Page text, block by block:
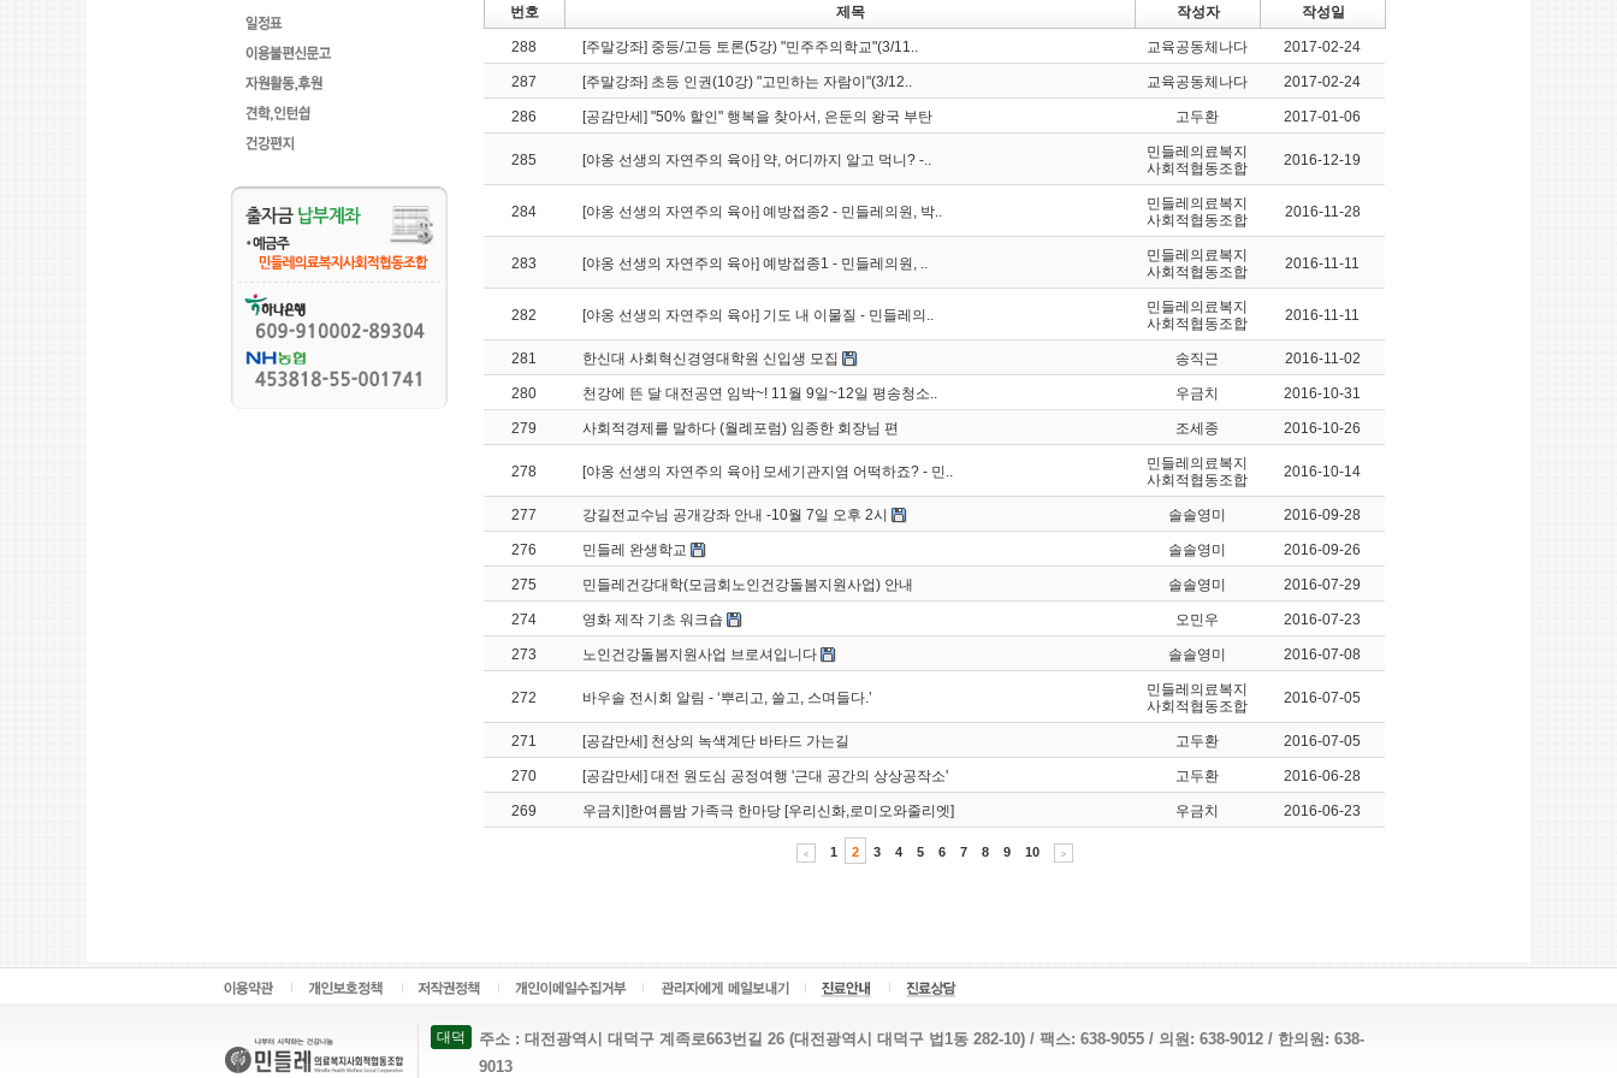
번호 제목 작성자 작성일
288 [주말강좌] 중등/고등 토론(5강) "민주주의학교"(3/11.. 교육공동체나다 2017-02-24
287 [주말강좌] 초등 인권(10강) "고민하는 자람이"(3/12.. 교육공동체나다 2017-02-24
286 [공감만세] "50% 할인" 행복을 찾아서, 은둔의 왕국 부탄 고두환 2017-01-06
285 [야옹 선생의 자연주의 육아] 약, 어디까지 알고 먹니? -..
민들레의료복지
사회적협동조합
2016-12-19
284 [야옹 선생의 자연주의 육아] 예방접종2 - 민들레의원, 박..
민들레의료복지
사회적협동조합
2016-11-28
283 [야옹 선생의 자연주의 육아] 예방접종1 - 민들레의원, ..
민들레의료복지
사회적협동조합
2016-11-11
282 [야옹 선생의 자연주의 육아] 기도 내 이물질 - 민들레의..
민들레의료복지
사회적협동조합
2016-11-11
281 한신대 사회혁신경영대학원 신입생 모집 송직근 2016-11-02
280 천강에 뜬 달 대전공연 임박~! 11월 9일~12일 평송청소.. 우금치 2016-10-31
279 사회적경제를 말하다 (월례포럼) 임종한 회장님 편 조세종 2016-10-26
278 [야옹 선생의 자연주의 육아] 모세기관지염 어떡하죠? - 민..
민들레의료복지
사회적협동조합
2016-10-14
277 강길전교수님 공개강좌 안내 -10월 7일 오후 2시 솔솔영미 2016-09-28
276 민들레 완생학교 솔솔영미 2016-09-26
275 민들레건강대학(모금회노인건강돌봄지원사업) 안내 솔솔영미 2016-07-29
274 영화 제작 기초 워크숍 오민우 2016-07-23
273 노인건강돌봄지원사업 브로셔입니다 솔솔영미 2016-07-08
272 바우솔 전시회 알림 - ‘뿌리고, 쓸고, 스며들다.’
민들레의료복지
사회적협동조합
2016-07-05
271 [공감만세] 천상의 녹색계단 바타드 가는길 고두환 2016-07-05
270 [공감만세] 대전 원도심 공정여행 '근대 공간의 상상공작소' 고두환 2016-06-28
269 우금치]한여름밤 가족극 한마당 [우리신화,로미오와줄리엣] 우금치 2016-06-23
< 1 2 3 4 5 6 7 8 9 10 >
대덕
주소 : 대전광역시 대덕구 계족로663번길 26 (대전광역시 대덕구 법1동 282-10) / 팩스: 638-9055 / 의원: 638-9012 / 한의원: 638-
9013